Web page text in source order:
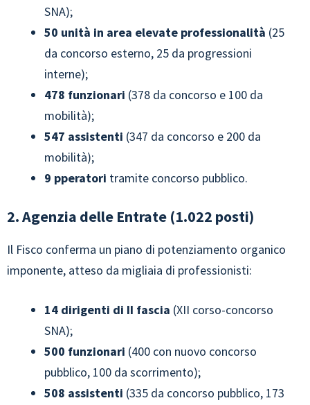
SNA);
50 unità in area elevate professionalità (25
da concorso esterno, 25 da progressioni
interne);
478 funzionari (378 da concorso e 100 da
mobilità);
547 assistenti (347 da concorso e 200 da
mobilità);
9 pperatori tramite concorso pubblico.
2. Agenzia delle Entrate (1.022 posti)
Il Fisco conferma un piano di potenziamento organico
imponente, atteso da migliaia di professionisti:
14 dirigenti di II fascia (XII corso-concorso
SNA);
500 funzionari (400 con nuovo concorso
pubblico, 100 da scorrimento);
508 assistenti (335 da concorso pubblico, 173